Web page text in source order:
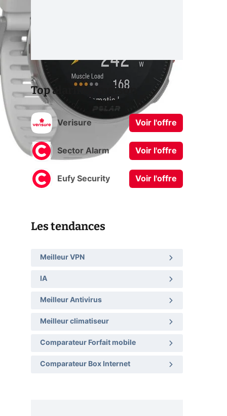
Top alarmes maison
Verisure Voir l'offre
Sector Alarm Voir l'offre
Eufy Security Voir l'offre
Les tendances
Meilleur VPN
IA
Meilleur Antivirus
Meilleur climatiseur
Comparateur Forfait mobile
Comparateur Box Internet